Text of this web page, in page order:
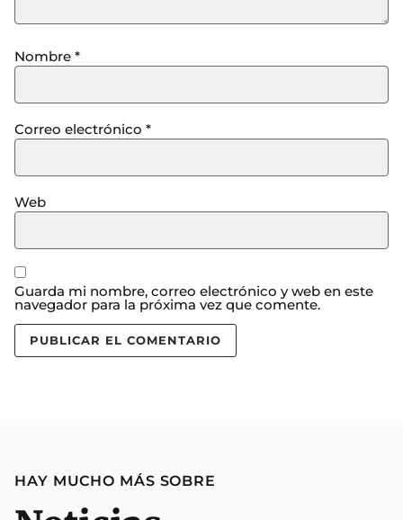
Nombre *
Correo electrónico *
Web
Guarda mi nombre, correo electrónico y web en este
navegador para la próxima vez que comente.
HAY MUCHO MÁS SOBRE